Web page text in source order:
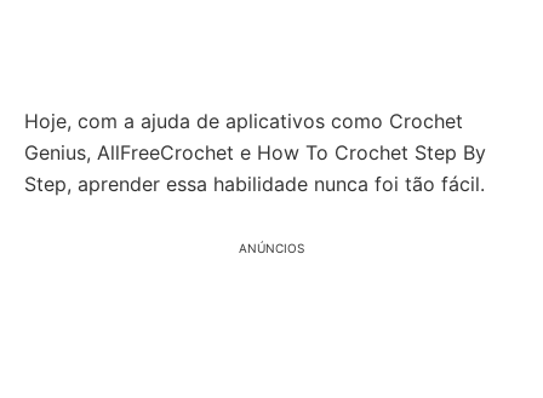
Hoje, com a ajuda de aplicativos como Crochet
Genius, AllFreeCrochet e How To Crochet Step By
Step, aprender essa habilidade nunca foi tão fácil.
ANÚNCIOS